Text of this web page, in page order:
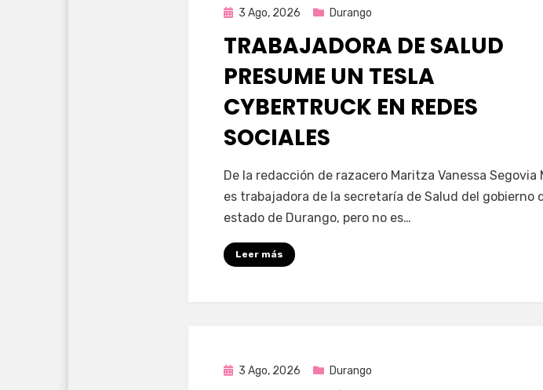
Publicada
3 Ago, 2026 Durango
TRABAJADORA DE SALUD
PRESUME UN TESLA
CYBERTRUCK EN REDES
SOCIALES
porFernando Miranda Servín
De la redacción de razacero Maritza Vanessa Segovia
es trabajadora de la secretaría de Salud del gobierno
estado de Durango, pero no es…
Leer más
Publicada
3 Ago, 2026 Durango